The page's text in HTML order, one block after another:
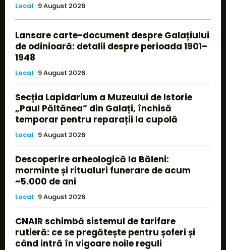
Local 9 August 2026
Lansare carte-document despre Galațiului
de odinioară: detalii despre perioada 1901–
1948
Local 9 August 2026
Secția Lapidarium a Muzeului de Istorie
„Paul Păltănea” din Galați, închisă
temporar pentru reparații la cupolă
Local 9 August 2026
Descoperire arheologică la Băleni:
morminte și ritualuri funerare de acum
~5.000 de ani
Local 9 August 2026
CNAIR schimbă sistemul de tarifare
rutieră: ce se pregătește pentru șoferi și
când intră în vigoare noile reguli